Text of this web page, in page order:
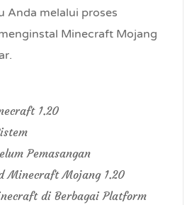
Anda melalui proses
Minecraft Mojang
1.20
Pemasangan
Minecraft Mojang 1.20
di Berbagai Platform